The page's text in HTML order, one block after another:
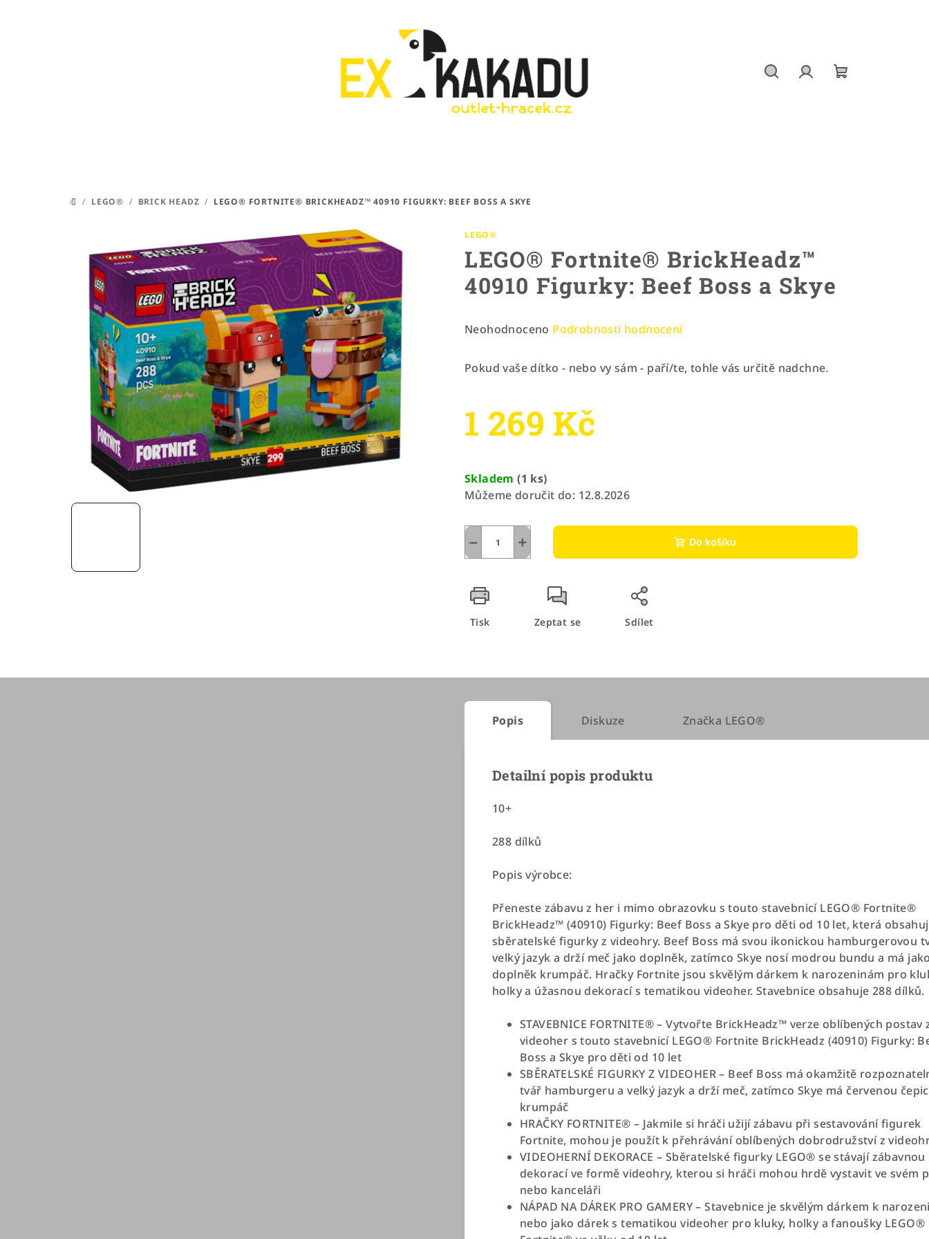
DOMŮ
/ LEGO® / BRICK HEADZ / LEGO® FORTNITE® BRICKHEADZ™ 40910 FIGURKY: BEEF BOSS A SKYE
LEGO®
LEGO® Fortnite® BrickHeadz™
40910 Figurky: Beef Boss a Skye
Průměrné
produktu
z
Neohodnoceno Podrobnosti hodnocení
Pokud vaše dítko - nebo vy sám - paří/te, tohle vás určitě nadchne.
1 269 Kč
cena:
Skladem(1 ks)
Můžeme doručit do: 12.8.2026
+
− Do košíku
Tisk Zeptat se Sdílet
Popis Diskuze Značka LEGO®
Detailní popis produktu
10+
288 dílků
Popis výrobce:
Přeneste zábavu z her i mimo obrazovku s touto stavebnicí LEGO® Fortnite®
BrickHeadz™ (40910) Figurky: Beef Boss a Skye pro děti od 10 let, která
sběratelské figurky z videohry. Beef Boss má svou ikonickou hamburgerovou
velký jazyk a drží meč jako doplněk, zatímco Skye nosí modrou bundu a má
doplněk krumpáč. Hračky Fortnite jsou skvělým dárkem k narozeninám pro
holky a úžasnou dekorací s tematikou videoher. Stavebnice obsahuje 288 dílků.
STAVEBNICE FORTNITE® – Vytvořte BrickHeadz™ verze oblíbených postav
videoher s touto stavebnicí LEGO® Fortnite BrickHeadz (40910) Figurky:
Boss a Skye pro děti od 10 let
SBĚRATELSKÉ FIGURKY Z VIDEOHER – Beef Boss má okamžitě
tvář hamburgeru a velký jazyk a drží meč, zatímco Skye má červenou
krumpáč
HRAČKY FORTNITE® – Jakmile si hráči užijí zábavu při sestavování figurek
Fortnite, mohou je použít k přehrávání oblíbených dobrodružství z
VIDEOHERNÍ DEKORACE – Sběratelské figurky LEGO® se stávají zábavnou
dekorací ve formě videohry, kterou si hráči mohou hrdě vystavit ve svém
nebo kanceláři
NÁPAD NA DÁREK PRO GAMERY – Stavebnice je skvělým dárkem k
nebo jako dárek s tematikou videoher pro kluky, holky a fanoušky LEGO®